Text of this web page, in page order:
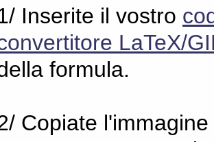
Inserite il vostro
LaTeX/
formula.
Copiate